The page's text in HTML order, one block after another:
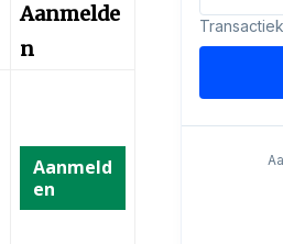
Aanmelde
n
Aanmeld
en